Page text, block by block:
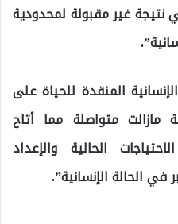
نتيجة غير مقبولة لمحدودية
المنقدة للحياة على
مازالت متواصلة مما أتاح
الحالية والإعداد
الحالة الإنسانية”.